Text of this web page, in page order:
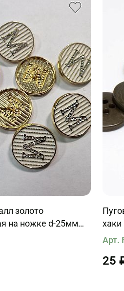
золото
на ножке d-25мм
на белом
хаки
Арт.
25